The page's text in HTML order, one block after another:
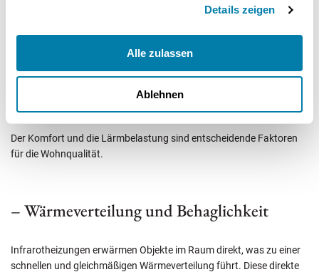
Details zeigen
Alle zulassen
Ablehnen
Der Komfort und die Lärmbelastung sind entscheidende Faktoren
für die Wohnqualität.
– Wärmeverteilung und Behaglichkeit
Infrarotheizungen erwärmen Objekte im Raum direkt, was zu einer
schnellen und gleichmäßigen Wärmeverteilung führt. Diese direkte